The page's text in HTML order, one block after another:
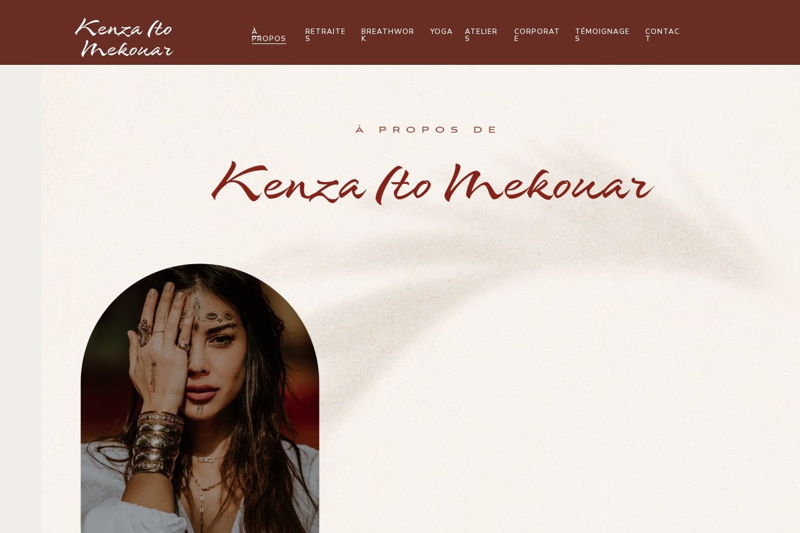
à propos de
Kenza Ito Mekouar
Kenza est psychologue, professeur de yoga, conférencière
thérapeute holistique.
Après des études en prépa littéraire et en psychologie à
et après une dizaine d’années d’exercice en cabinet et en
scolaire, elle s’est naturellement orientée vers le yoga et
Kenza Ito
Mekouar
À
PROPOS
YOGA
RETRAITE
S
BREATHWOR
K
ATELIER
S
CORPORAT
E
CONTAC
T
TÉMOIGNAGE
S